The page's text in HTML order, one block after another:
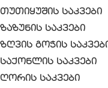
თუთიყუშის საკვები
ზაზუნის საკვები
ზღვის გოჭის
საქონლის საკვები
ღორის საკვები